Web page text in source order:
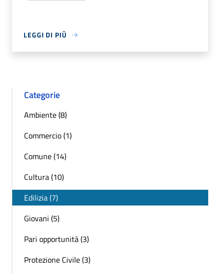
LEGGI DI PIÙ
Categorie
Ambiente (8)
Commercio (1)
Comune (14)
Cultura (10)
Edilizia (7)
Giovani (5)
Pari opportunità (3)
Protezione Civile (3)